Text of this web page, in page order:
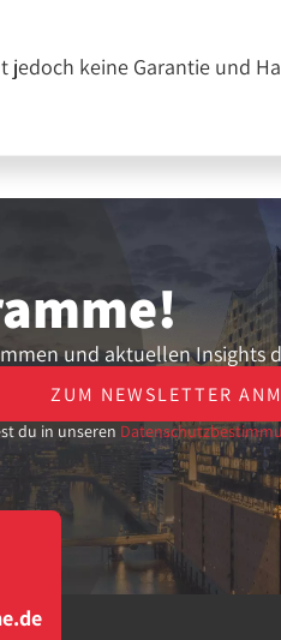
keine Garantie und
und aktuellen Insights
ZUM NEWSLETTER
du in unseren